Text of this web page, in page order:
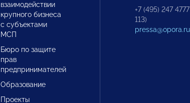
взаимодействии
крупного бизнеса
с субъектами
МСП
Бюро по защите
прав
предпринимателей
Образование
Проекты
+7 (495) 247
113)
pressa@opora.ru